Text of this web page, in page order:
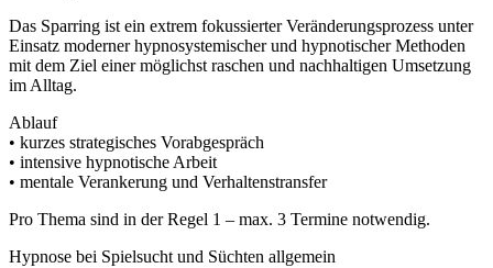
Das Sparring ist ein extrem fokussierter Veränderungsprozess unter
Einsatz moderner hypnosystemischer und hypnotischer Methoden
mit dem Ziel einer möglichst raschen und nachhaltigen Umsetzung
im Alltag.
Ablauf
• kurzes strategisches Vorabgespräch
• intensive hypnotische Arbeit
• mentale Verankerung und Verhaltenstransfer
Pro Thema sind in der Regel 1 – max. 3 Termine notwendig.
Hypnose bei Spielsucht und Süchten allgemein